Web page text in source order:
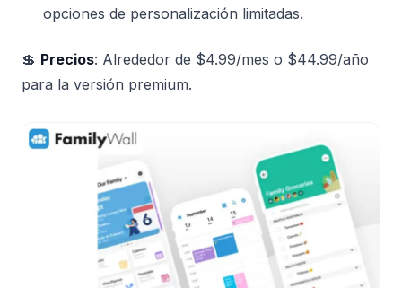
opciones de personalización limitadas.
💲 Precios: Alrededor de $4.99/mes o $44.99/año
para la versión premium.